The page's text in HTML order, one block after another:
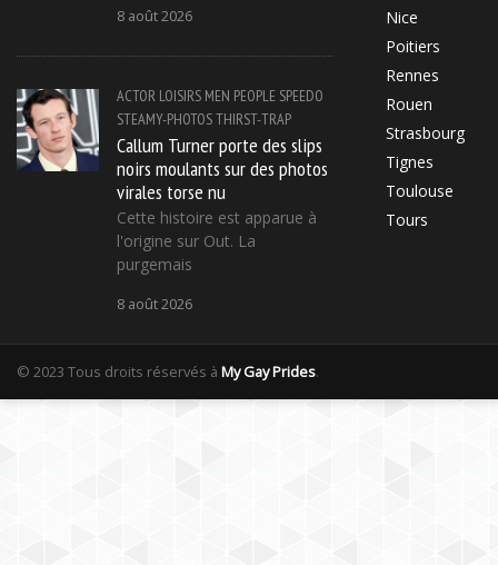
8 août 2026
ACTOR LOISIRS MEN PEOPLE SPEEDO
STEAMY-PHOTOSTHIRST-TRAP
Callum Turner porte des slips
noirs moulants sur des photos
virales torse nu
Cette histoire est apparue à
l'origine sur Out. La
purgemais
8 août 2026
Nice
Poitiers
Rennes
Rouen
Strasbourg
Tignes
Toulouse
Tours
© 2023 Tous droits réservés à My Gay Prides.